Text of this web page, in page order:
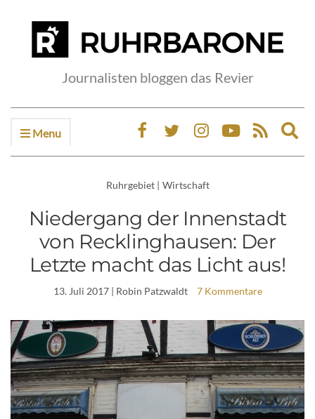
Journalisten bloggen das Revier
Menu
Ruhrgebiet | Wirtschaft
Niedergang der Innenstadt
von Recklinghausen: Der
Letzte macht das Licht aus!
13. Juli 2017| Robin Patzwaldt 7 Kommentare